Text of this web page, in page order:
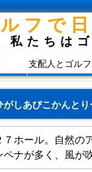
フで
私たちは
支配人とゴル
がしあびこかんと
ホール。自然の
ナが多く、風が